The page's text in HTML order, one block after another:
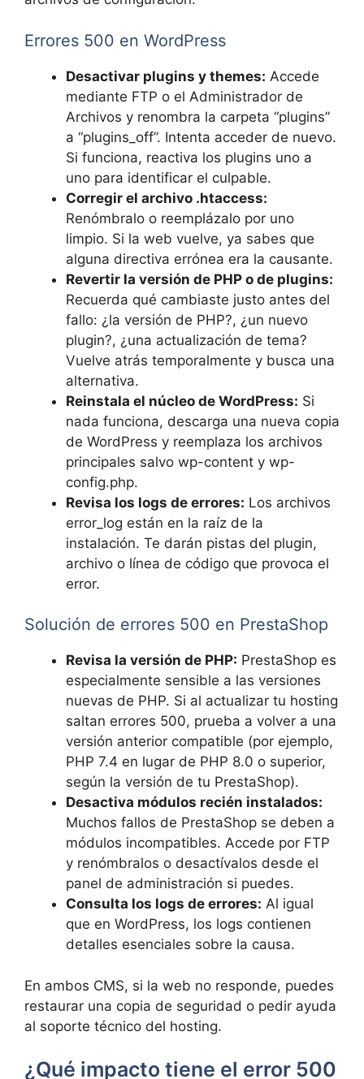
Errores 500 en WordPress
Desactivar plugins y themes: Accede
mediante FTP o el Administrador de
Archivos y renombra la carpeta “plugins”
a “plugins_off”. Intenta acceder de nuevo.
Si funciona, reactiva los plugins uno a
uno para identificar el culpable.
Corregir el archivo .htaccess:
Renómbralo o reemplázalo por uno
limpio. Si la web vuelve, ya sabes que
alguna directiva errónea era la causante.
Revertir la versión de PHP o de plugins:
Recuerda qué cambiaste justo antes del
fallo: ¿la versión de PHP?, ¿un nuevo
plugin?, ¿una actualización de tema?
Vuelve atrás temporalmente y busca una
alternativa.
Reinstala el núcleo de WordPress: Si
nada funciona, descarga una nueva copia
de WordPress y reemplaza los archivos
principales salvo wp-content y wp-
config.php.
Revisa los logs de errores: Los archivos
error_log están en la raíz de la
instalación. Te darán pistas del plugin,
archivo o línea de código que provoca el
error.
Solución de errores 500 en PrestaShop
Revisa la versión de PHP: PrestaShop es
especialmente sensible a las versiones
nuevas de PHP. Si al actualizar tu hosting
saltan errores 500, prueba a volver a una
versión anterior compatible (por ejemplo,
PHP 7.4 en lugar de PHP 8.0 o superior,
según la versión de tu PrestaShop).
Desactiva módulos recién instalados:
Muchos fallos de PrestaShop se deben a
módulos incompatibles. Accede por FTP
y renómbralos o desactívalos desde el
panel de administración si puedes.
Consulta los logs de errores: Al igual
que en WordPress, los logs contienen
detalles esenciales sobre la causa.
En ambos CMS, si la web no responde, puedes
restaurar una copia de seguridad o pedir ayuda
al soporte técnico del hosting.
¿Qué impacto tiene el error 500